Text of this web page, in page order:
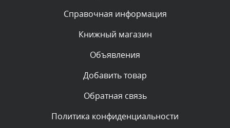
Текст комментария будет виден после проверки
администратором.
Комментарий проверяется
Текст комментария будет виден после проверки
администратором.
Комментарий проверяется
Справочная информация
Книжный магазин
Объявления
Добавить товар
Обратная связь
Политика конфиденциальности